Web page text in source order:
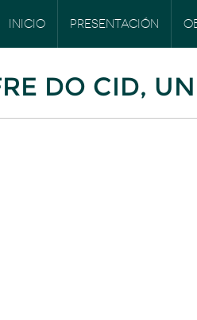
INICIO PRESENTACIÓN
DO CID,